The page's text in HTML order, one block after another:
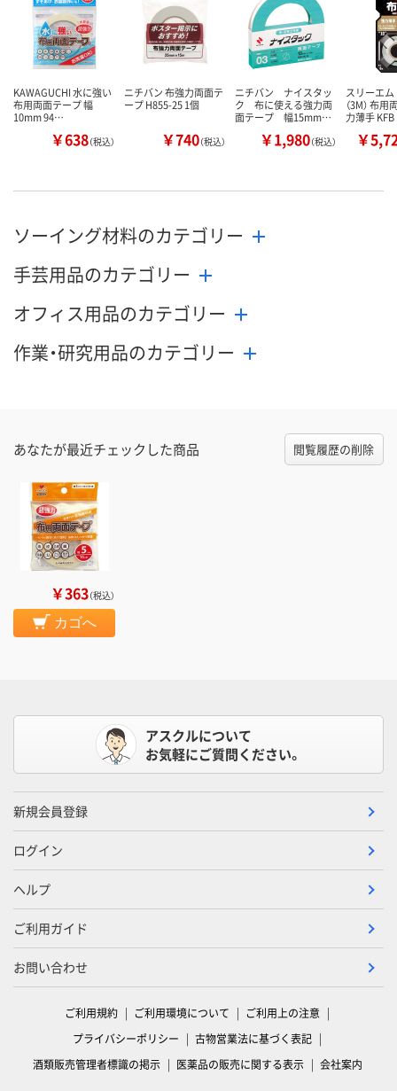
カゴへ カゴへ カ
KAWAGUCHI 水に強い
布用両面テープ 幅
10mm 94…
￥638（税込）
ニチバン 布強力両面テ
ープ H855-25 1個
￥740（税込）
ニチバン ナイスタッ
ク 布に使える強力両
面テープ 幅15mm…
￥1,980（税込）
スリーエ
（3M） 布
力薄手 KFB
￥
ソーイング材料のカテゴリー
手芸用品のカテゴリー
オフィス用品のカテゴリー
作業・研究用品のカテゴリー
あなたが最近チェックした商品 閲覧履歴の削除
￥363（税込）
カゴへ
アスクルについて
お気軽にご質問ください。
新規会員登録
ログイン
ヘルプ
ご利用ガイド
お問い合わせ
ご利用規約 ご利用環境について
ご利用上の注意
プライバシーポリシー
古物営業法に基づく表記
酒類販売管理者標識の掲示
医薬品の販売に関する表示 会社案内